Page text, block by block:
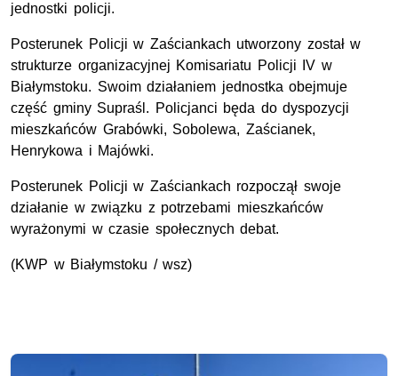
jednostki policji.
Posterunek Policji w Zaściankach utworzony został w
strukturze organizacyjnej Komisariatu Policji IV w
Białymstoku. Swoim działaniem jednostka obejmuje
część gminy Supraśl. Policjanci będa do dyspozycji
mieszkańców Grabówki, Sobolewa, Zaścianek,
Henrykowa i Majówki.
Posterunek Policji w Zaściankach rozpoczął swoje
działanie w związku z potrzebami mieszkańców
wyrażonymi w czasie społecznych debat.
(KWP w Białymstoku / wsz)